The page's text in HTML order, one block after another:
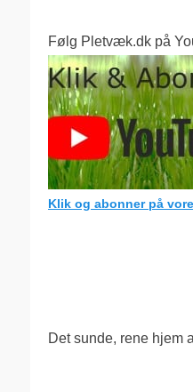
Følg Pletvæk.dk på
Klik og abonner på
Det sunde, rene hjem